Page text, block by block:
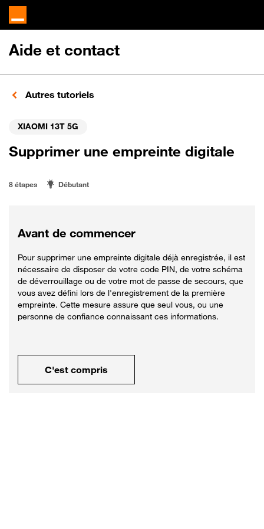
Aide et contact
Autres tutoriels
XIAOMI 13T 5G
Supprimer une empreinte digitale
8 étapes Débutant
Avant de commencer
Pour supprimer une empreinte digitale déjà enregistrée, il est
nécessaire de disposer de votre code PIN, de votre schéma
de déverrouillage ou de votre mot de passe de secours, que
vous avez défini lors de l'enregistrement de la première
empreinte. Cette mesure assure que seul vous, ou une
personne de confiance connaissant ces informations.
C'est compris